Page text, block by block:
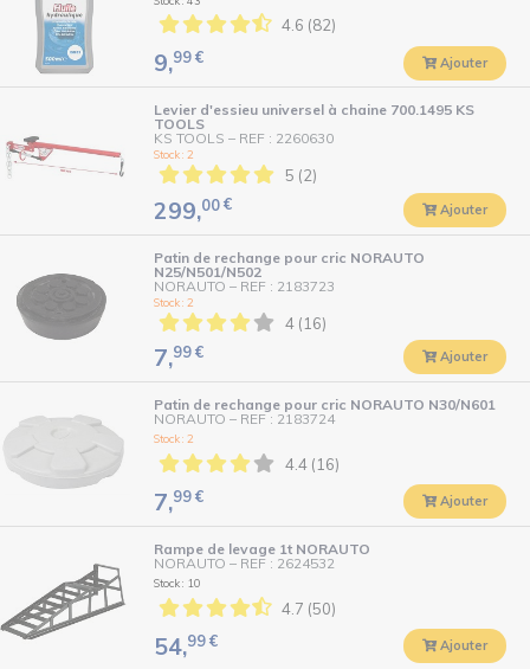
4.6 (82)
9,99€ Ajouter
Levier d'essieu universel à chaine 700.1495 KS
TOOLS
KS TOOLS – REF : 2260630
Stock : 2
5 (2)
299,00€ Ajouter
Patin de rechange pour cric NORAUTO
N25/N501/N502
NORAUTO – REF : 2183723
Stock : 2
4 (16)
7,99€ Ajouter
Patin de rechange pour cric NORAUTO N30/N601
NORAUTO – REF : 2183724
Stock : 2
4.4 (16)
7,99€ Ajouter
Rampe de levage 1t NORAUTO
NORAUTO – REF : 2624532
Stock : 10
4.7 (50)
54,99€ Ajouter